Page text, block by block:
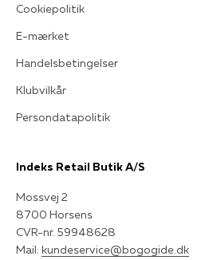
Cookiepolitik
E-mærket
Handelsbetingelser
Klubvilkår
Persondatapolitik
Indeks Retail Butik A/S
Mossvej 2
8700 Horsens
CVR-nr. 59948628
Mail: kundeservice@bogogide.dk